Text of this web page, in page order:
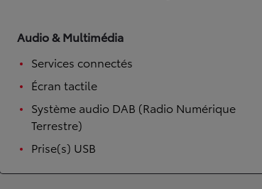
Audio & Multimédia
Services connectés
Écran tactile
Système audio DAB (Radio Numérique
Terrestre)
Prise(s) USB